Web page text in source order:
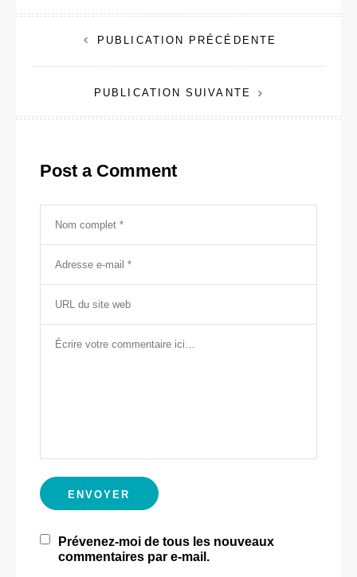
Navigation
de
l’article
PUBLICATION PRÉCÉDENTE
PUBLICATION SUIVANTE
Post a Comment
Prévenez-moi de tous les nouveaux
commentaires par e-mail.